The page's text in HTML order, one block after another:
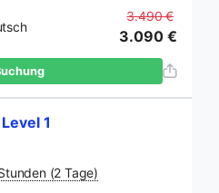
3.490 €
3.090 €
1
(2 Tage)